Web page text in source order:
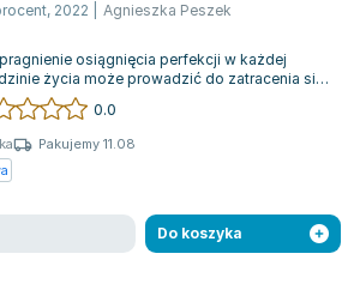
, 2022 Agnieszka Peszek
osiągnięcia perfekcji w każdej
życia może prowadzić do zatracenia się
stopnia, że przestaje mieć...
0.0
Pakujemy 11.08
Do koszyka